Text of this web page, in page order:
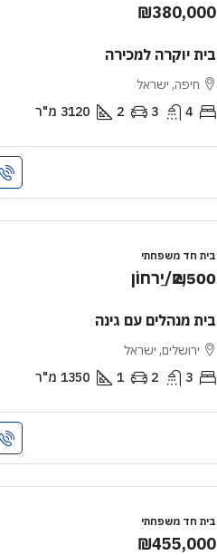
₪380,000
בית יוקרה למכירה
חיפה, ישראל
4
3
2
3120 מ"ר
בית חד משפחתי
₪2,500/יַרחוֹן
בית מנהלים עם גינה
ירושלים, ישראל
3
2
1
1350 מ"ר
בית חד משפחתי
₪455,000